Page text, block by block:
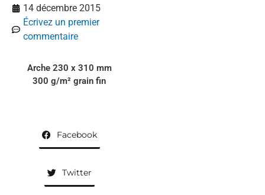
14 décembre 2015
Écrivez un premier
commentaire
Arche 230 x 310 mm
300 g/m² grain fin
Facebook
Twitter